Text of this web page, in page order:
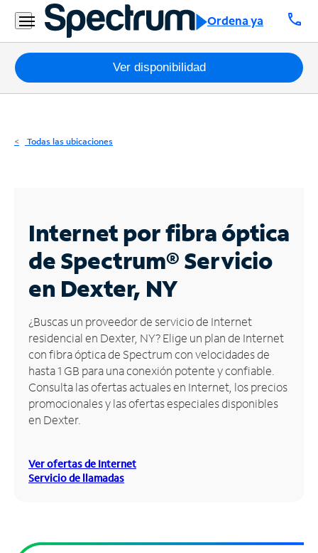
Ordena ya call
Residencial
Business
Paquetes
Internet
Business
Contáctanos
Inglés
Administrar
cuenta
Encuentra
una
tienda
Ver disponibilidad
Todas las ubicaciones
Internet por fibra óptica
de Spectrum®Servicio
en Dexter, NY
¿Buscas un proveedor de servicio de Internet
residencial en Dexter, NY? Elige un plan de Internet
con fibra óptica de Spectrum con velocidades de
hasta 1 GB para una conexión potente y confiable.
Consulta las ofertas actuales en Internet, los precios
promocionales y las ofertas especiales disponibles
en Dexter.
Ver ofertas de Internet
Servicio de llamadas